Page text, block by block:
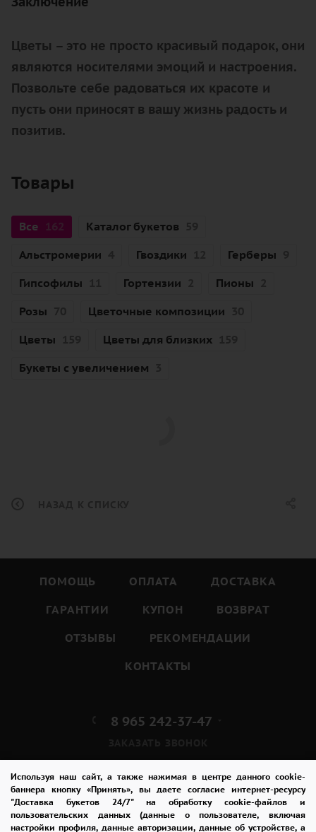
Используя наш сайт, а также нажимая в центре данного cookie-
баннера кнопку «Принять», вы даете согласие интернет-ресурсу
"Доставка букетов 24/7" на обработку cookie-файлов и
пользовательских данных (данные о пользователе, включая
настройки профиля, данные авторизации, данные об устройстве, а
Цветы – это не просто красивый подарок, они
являются носителями эмоций и настроения.
Позвольте себе радоваться их красоте и
пусть они приносят в вашу жизнь радость и
позитив.
Товары
Все 162 Каталог букетов
Альстромерии
Гвоздики Герберы
Гипсофилы
Гортензии Пионы
Розы
Цветочные композиции
Цветы
Цветы для близких
Букеты с увеличением
ПОМОЩЬ ОПЛАТА
ДОСТАВКА
ГАРАНТИИ
КУПОН
ВОЗВРАТ
ОТЗЫВЫ
РЕКОМЕНДАЦИИ
КОНТАКТЫ
8 965 242-37-47
admin@buket24delivery.ru
пр. Михаила Нагибина д. 32И,
ТЦ «Горизонт»